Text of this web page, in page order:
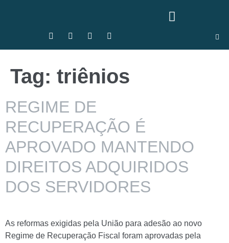
Tag: triênios
REGIME DE
RECUPERAÇÃO É
APROVADO MANTENDO
DIREITOS ADQUIRIDOS
DOS SERVIDORES
As reformas exigidas pela União para adesão ao novo
Regime de Recuperação Fiscal foram aprovadas pela